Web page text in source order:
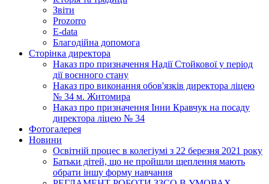
Звіти
Prozorro
E-data
Благодійна допомога
Сторінка директора
Наказ про призначення Надії Стойкової у період
дії воєнного стану
Наказ про виконання обов'язків директора ліцею
№ 34 м. Житомира
Наказ про призначення Інни Кравчук на посаду
директора ліцею № 34
Фотогалерея
Новини
Освітній процес в колегіумі з 22 березня 2021 року
Батьки дітей, що не пройшли щеплення мають
обрати іншу форму навчання